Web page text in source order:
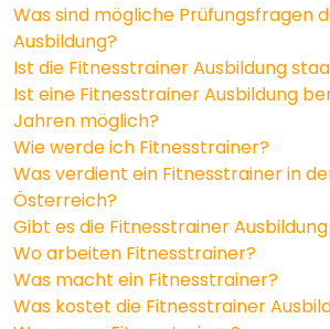
Was sind mögliche Prüfungsfragen
Ausbildung?
Ist die Fitnesstrainer Ausbildung
Ist eine Fitnesstrainer Ausbildung
Jahren möglich?
Wie werde ich Fitnesstrainer?
Was verdient ein Fitnesstrainer in
Österreich?
Gibt es die Fitnesstrainer
Wo arbeiten Fitnesstrainer?
Was macht ein Fitnesstrainer?
Was kostet die Fitnesstrainer